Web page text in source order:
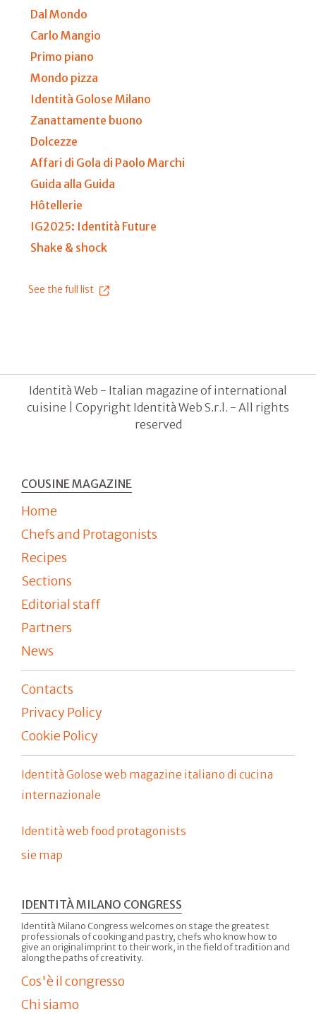
Dal Mondo
Carlo Mangio
Primo piano
Mondo pizza
Identità Golose Milano
Zanattamente buono
Dolcezze
Affari di Gola di Paolo Marchi
Guida alla Guida
Hôtellerie
IG2025: Identità Future
Shake & shock
See the full list
Identità Web - Italian magazine of international
cuisine | Copyright Identità Web S.r.l. - All rights
reserved
COUSINE MAGAZINE
Home
Chefs and Protagonists
Recipes
Sections
Editorial staff
Partners
News
Contacts
Privacy Policy
Cookie Policy
Identità Golose web magazine italiano di cucina
internazionale
Identità web food protagonists
sie map
IDENTITÀ MILANO CONGRESS
Identità Milano Congress welcomes on stage the greatest
professionals of cooking and pastry, chefs who know how to
give an original imprint to their work, in the field of tradition and
along the paths of creativity.
Cos'è il congresso
Chi siamo